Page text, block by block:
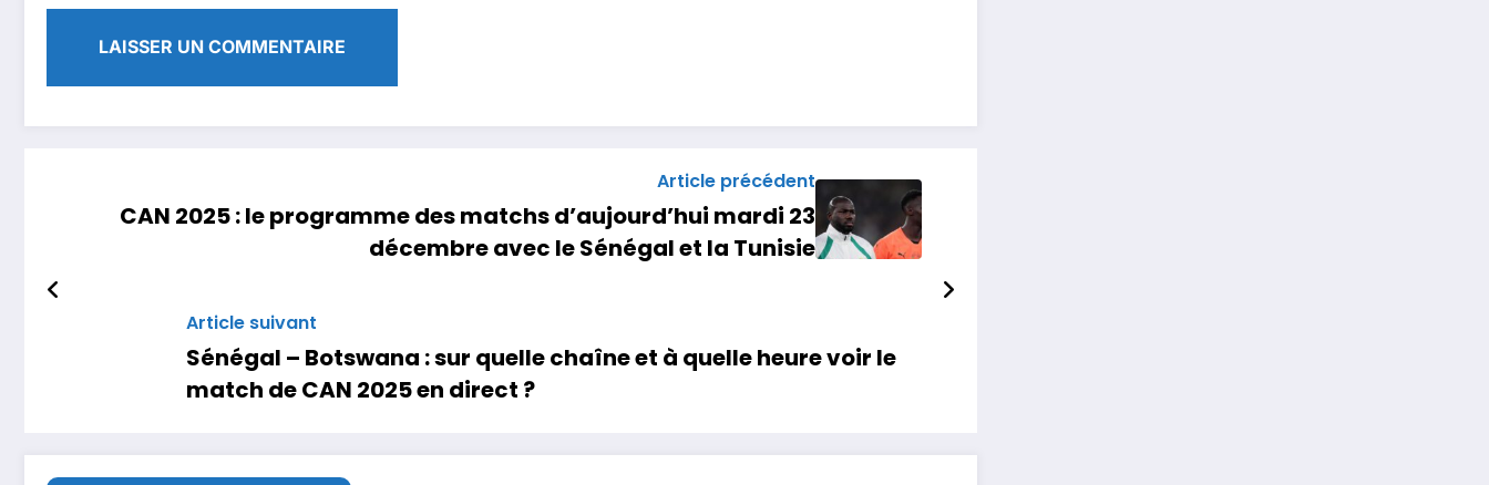
Article précédent
CAN 2025 : le programme des matchs d’aujourd’hui mardi 23
décembre avec le Sénégal et la Tunisie
Article suivant
Sénégal – Botswana : sur quelle chaîne et à quelle heure voir le
match de CAN 2025 en direct ?